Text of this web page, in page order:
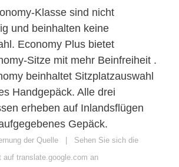
Klasse sind nicht
und beinhalten keine
Economy Plus bietet
Sitze mit mehr Beinfreiheit .
beinhaltet Sitzplatzauswahl
Handgepäck. Alle drei
erheben auf Inlandsflügen
Gepäck.
der Quelle | Sehen Sie sich die
auf translate.google.com an